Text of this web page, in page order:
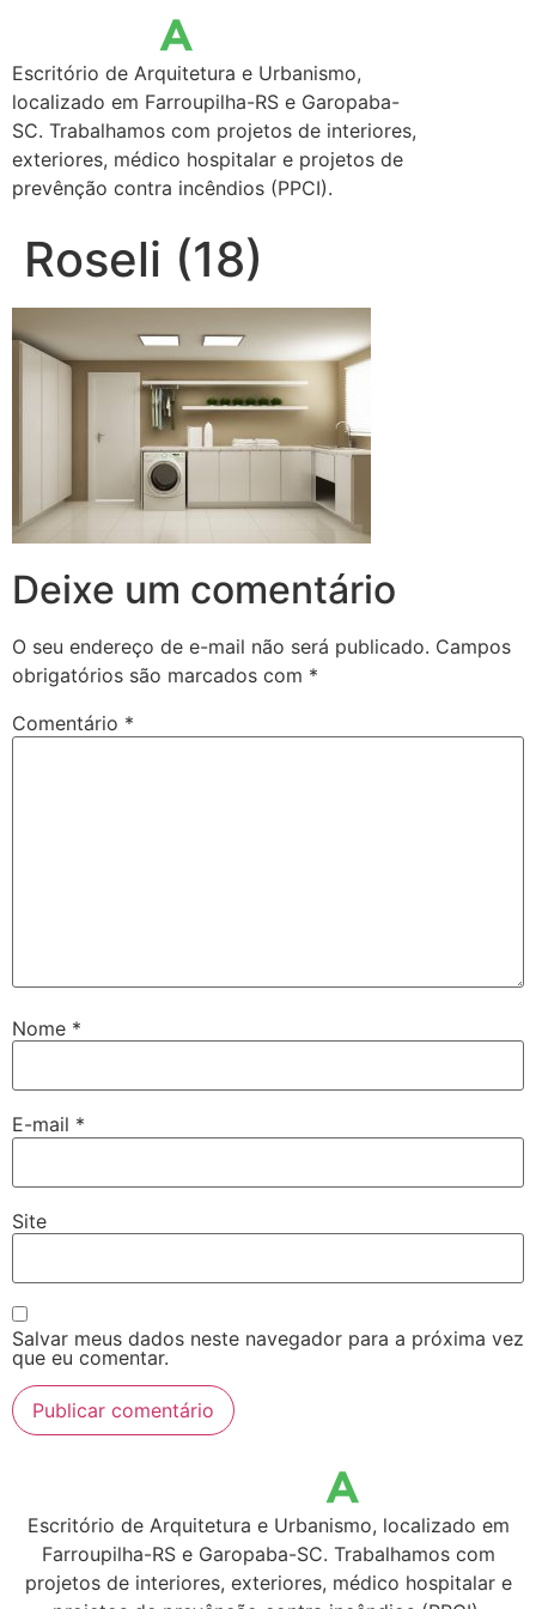
Escritório de Arquitetura e Urbanismo,
localizado em Farroupilha-RS e Garopaba-
SC. Trabalhamos com projetos de interiores,
exteriores, médico hospitalar e projetos de
prevênção contra incêndios (PPCI).
Roseli (18)
Deixe um comentário
O seu endereço de e-mail não será publicado. Campos
obrigatórios são marcados com *
Comentário *
Nome *
E-mail *
Site
Salvar meus dados neste navegador para a próxima vez
que eu comentar.
Escritório de Arquitetura e Urbanismo, localizado em
Farroupilha-RS e Garopaba-SC. Trabalhamos com
projetos de interiores, exteriores, médico hospitalar e